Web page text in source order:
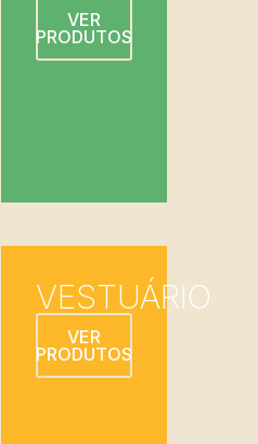
VER
PRODUTOS
VESTUÁRIO
VER
PRODUTOS